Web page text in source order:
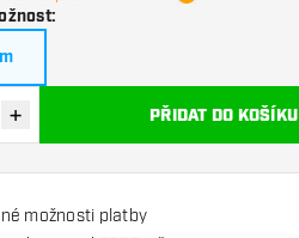
:
Zvýšit množství
+ PŘIDAT DO KOŠÍKU
možnosti platby